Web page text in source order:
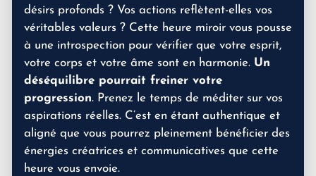
désirs profonds ? Vos actions reflètent-elles vos
véritables valeurs ? Cette heure miroir vous pousse
à une introspection pour vérifier que votre esprit,
votre corps et votre âme sont en harmonie. Un
déséquilibre pourrait freiner votre
progression. Prenez le temps de méditer sur vos
aspirations réelles. C’est en étant authentique et
aligné que vous pourrez pleinement bénéficier des
énergies créatrices et communicatives que cette
heure vous envoie.